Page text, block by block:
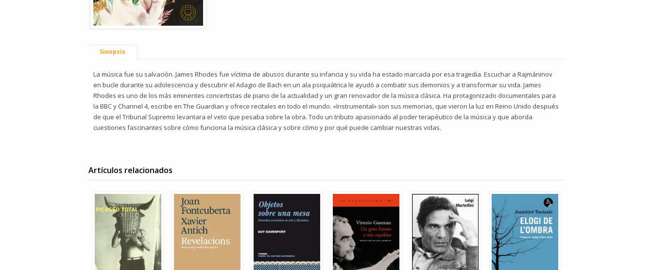
Sinopsis
La música fue su salvación. James Rhodes fue víctima de abusos durante su infancia y su vida ha estado marcada por esa tragedia. Escuchar a Rajmáninov
en bucle durante su adolescencia y descubrir el Adagio de Bach en un ala psiquiátrica le ayudó a combatir sus demonios y a transformar su vida. James
Rhodes es uno de los más eminentes concertistas de piano de la actualidad y un gran renovador de la música clásica. Ha protagonizado documentales para
la BBC y Channel 4, escribe en The Guardian y ofrece recitales en todo el mundo. «Instrumental» son sus memorias, que vieron la luz en Reino Unido después
de que el Tribunal Supremo levantara el veto que pesaba sobre la obra. Todo un tributo apasionado al poder terapéutico de la música y que aborda
cuestiones fascinantes sobre cómo funciona la música clásica y sobre cómo y por qué puede cambiar nuestras vidas.
Artículos relacionados